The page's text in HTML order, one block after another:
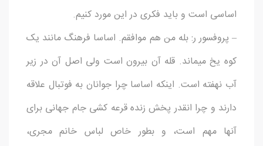
اساسی است و باید فکری در این مورد کنیم.
– پروفسور ر: بله من هم موافقم. اساسا فرهنگ مانند یک
کوه یخ میماند. قله آن بیرون است ولی اصل آن در زیر
آب نهفته است. اینکه اساسا چرا جوانان به فوتبال علاقه
دارند و چرا انقدر پخش زنده قرعه کشی جام جهانی برای
آنها مهم است، و بطور خاص لباس خانم مجری،